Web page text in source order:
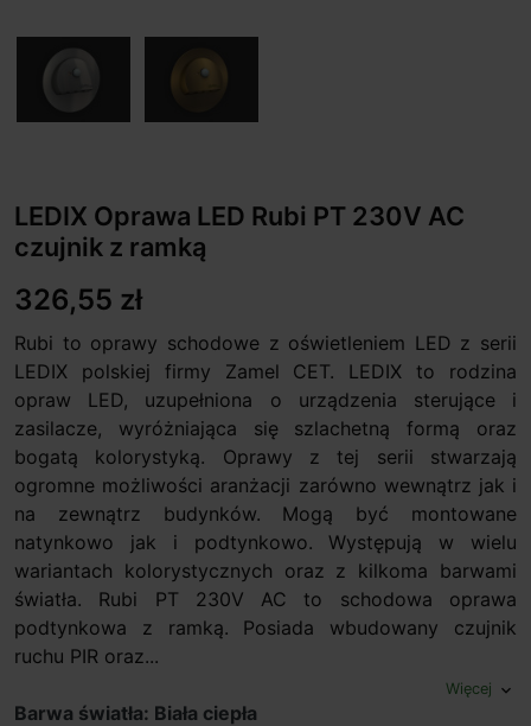
LEDIX Oprawa LED Rubi PT 230V AC
czujnik z ramką
326,55 zł
Rubi to oprawy schodowe z oświetleniem LED z serii
LEDIX polskiej firmy Zamel CET. LEDIX to rodzina
opraw LED, uzupełniona o urządzenia sterujące i
zasilacze, wyróżniająca się szlachetną formą oraz
bogatą kolorystyką. Oprawy z tej serii stwarzają
ogromne możliwości aranżacji zarówno wewnątrz jak i
na zewnątrz budynków. Mogą być montowane
natynkowo jak i podtynkowo. Występują w wielu
wariantach kolorystycznych oraz z kilkoma barwami
światła. Rubi PT 230V AC to schodowa oprawa
podtynkowa z ramką. Posiada wbudowany czujnik
ruchu PIR oraz...
Więcej expand_more
Barwa światła: Biała ciepła